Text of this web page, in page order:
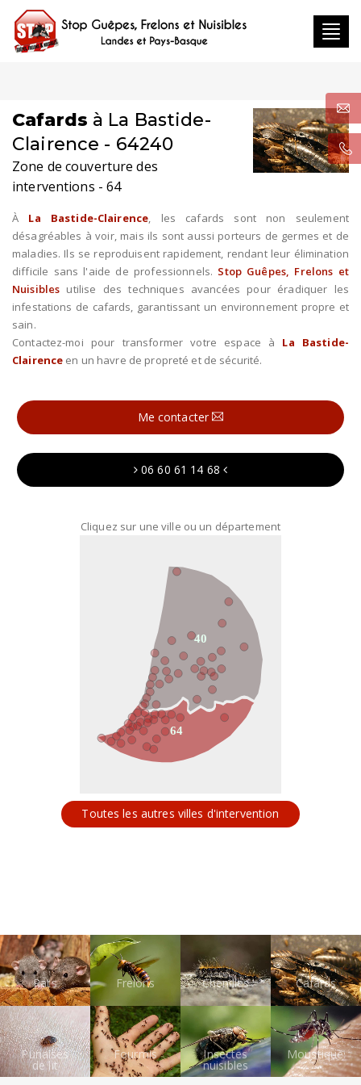
Cafards à La Bastide-
Clairence - 64240
Zone de couverture des
interventions - 64
À La Bastide-Clairence, les cafards sont non seulement
désagréables à voir, mais ils sont aussi porteurs de germes et de
maladies. Ils se reproduisent rapidement, rendant leur élimination
difficile sans l'aide de professionnels. Stop Guêpes, Frelons et
Nuisibles utilise des techniques avancées pour éradiquer les
infestations de cafards, garantissant un environnement propre et
sain.
Contactez-moi pour transformer votre espace à La Bastide-
Clairence en un havre de propreté et de sécurité.
Me contacter
06 60 61 14 68
Cliquez sur une ville ou un département
64
40
Toutes les autres villes d'intervention
Rats Frelons Chenilles Cafards
Punaises
de lit
Fourmis Insectes
nuisibles
Moustiques